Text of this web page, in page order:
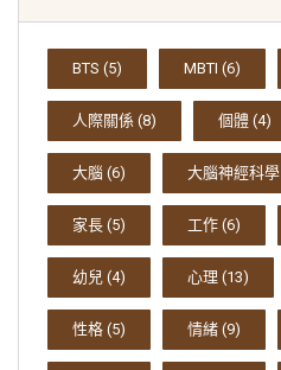
BTS (5) MBTI (6)
人際關係 (8) 個體 (4)
大腦 (6) 大腦神經科學
家長 (5) 工作 (6)
幼兒 (4) 心理 (13)
性格 (5) 情緒 (9)